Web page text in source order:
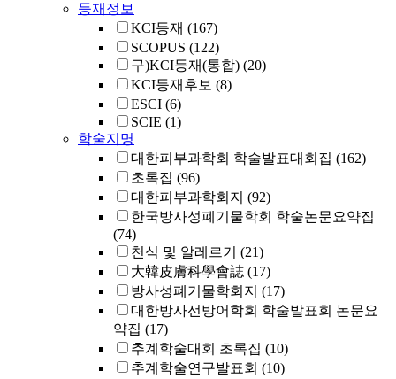
등재정보
KCI등재 (167)
SCOPUS (122)
구)KCI등재(통합) (20)
KCI등재후보 (8)
ESCI (6)
SCIE (1)
학술지명
대한피부과학회 학술발표대회집 (162)
초록집 (96)
대한피부과학회지 (92)
한국방사성폐기물학회 학술논문요약집
(74)
천식 및 알레르기
(21)
大韓皮膚科學會誌 (17)
방사성폐기물학회지 (17)
대한방사선방어학회 학술발표회 논문요
약집 (17)
추계학술대회 초록집 (10)
추계학술연구발표회 (10)